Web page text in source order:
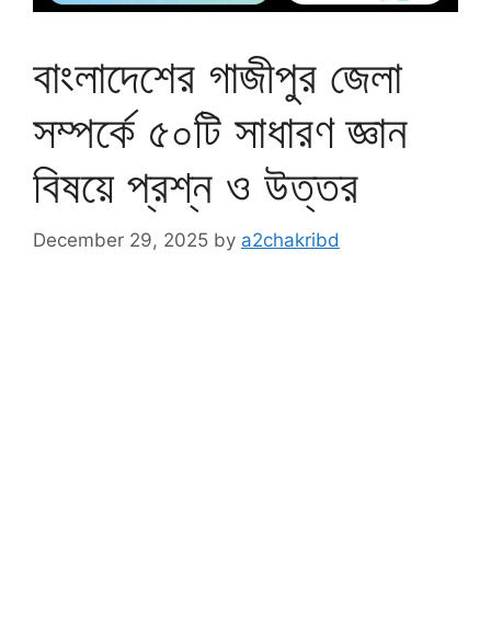
বাংলাদেশের গাজীপুর জেলা
সম্পর্কে ৫০টি সাধারণ জ্ঞান
বিষয়ে প্রশ্ন ও উত্তর
December 29, 2025 by a2chakribd